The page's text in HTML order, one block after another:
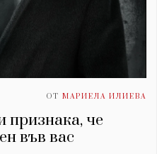
ОТ МАРИЕЛА ИЛИЕВА
признака, че
във вас